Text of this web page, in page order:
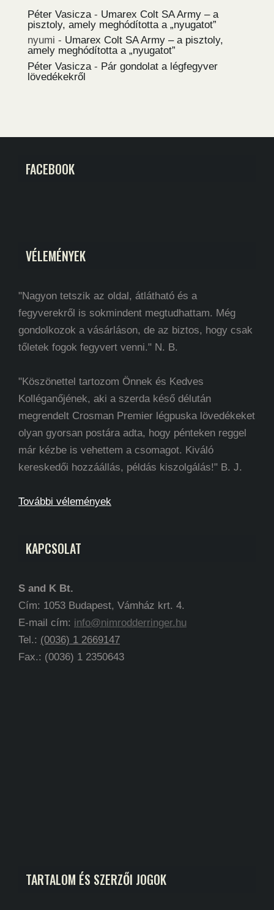
Péter Vasicza - Umarex Colt SA Army – a
pisztoly, amely meghódította a „nyugatot”
nyumi - Umarex Colt SA Army – a pisztoly,
amely meghódította a „nyugatot”
Péter Vasicza - Pár gondolat a légfegyver
lövedékekről
FACEBOOK
VÉLEMÉNYEK
"Nagyon tetszik az oldal, átlátható és a
fegyverekről is sokmindent megtudhattam. Még
gondolkozok a vásárláson, de az biztos, hogy csak
tőletek fogok fegyvert venni." N. B.
"Köszönettel tartozom Önnek és Kedves
Kolléganőjének, aki a szerda késő délután
megrendelt Crosman Premier légpuska lövedékeket
olyan gyorsan postára adta, hogy pénteken reggel
már kézbe is vehettem a csomagot. Kiváló
kereskedői hozzáállás, példás kiszolgálás!" B. J.
További vélemények
KAPCSOLAT
S and K Bt.
Cím: 1053 Budapest, Vámház krt. 4.
E-mail cím: info@nimrodderringer.hu
Tel.: (0036) 1 2669147
Fax.: (0036) 1 2350643
TARTALOM ÉS SZERZŐI JOGOK